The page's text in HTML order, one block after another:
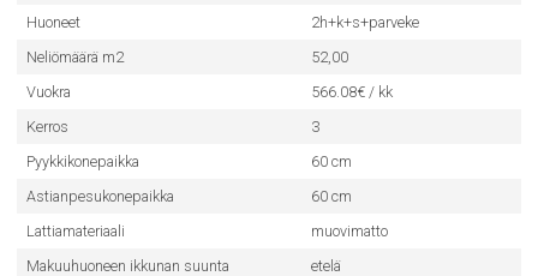
Huoneet
2h+k+s+parveke
Neliömäärä m2
52,00
Vuokra
566.08€ / kk
Kerros
3
Pyykkikonepaikka
60 cm
Astianpesukonepaikka
60 cm
Lattiamateriaali
muovimatto
Makuuhuoneen ikkunan suunta
etelä